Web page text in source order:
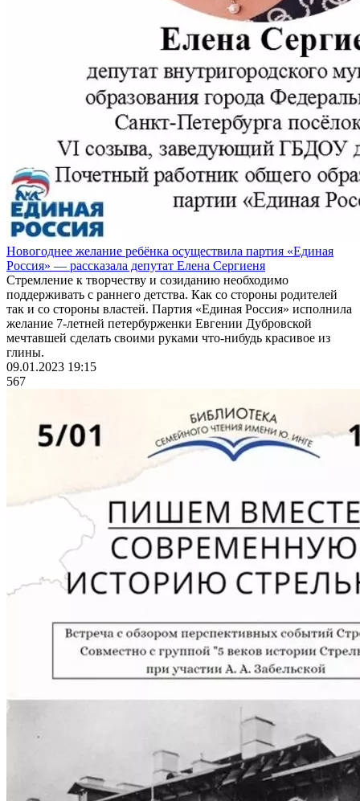
Новогоднее желание ребёнка осуществила партия «Единая
Россия» — рассказала депутат Елена Сергиеня
Стремление к творчеству и созиданию необходимо
поддерживать с раннего детства. Как со стороны родителей
так и со стороны властей. Партия «Единая Россия» исполнила
желание 7-летней петербурженки Евгении Дубровской
мечтавшей сделать своими руками что-нибудь красивое из
глины.
09.01.2023 19:15
567